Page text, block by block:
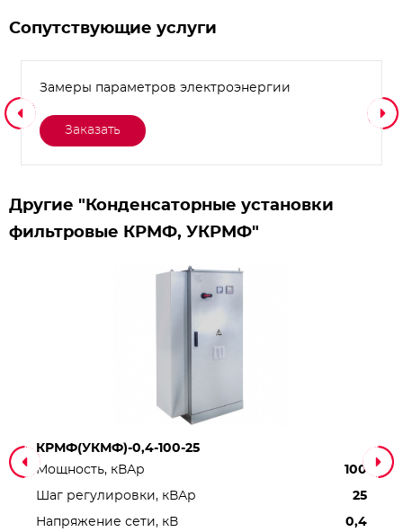
Сопутствующие услуги
Замеры параметров электроэнергии
Заказать
Другие "Конденсаторные установки
фильтровые КРМФ, УКРМФ"
КРМФ(УКМФ)-0,4-100-25
Мощность, кВАр
100
Шаг регулировки, кВАр 25
Напряжение сети, кВ 0,4